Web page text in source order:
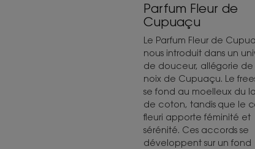
Parfum Fleur de
Cupuaçu
Le Parfum Fleur de
nous introduit dans un
de douceur, allégorie de
noix de Cupuaçu. Le
se fond au moelleux du
de coton, tandis que le
fleuri apporte féminité et
sérénité. Ces accords se
développent sur un fond